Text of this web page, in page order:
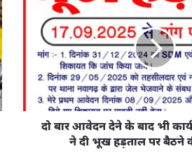
आवेदन
कार्यवाही
नहीं,
दो बार आवेदन देने के बाद भी
ने दी भूख हड़ताल पर बैठने